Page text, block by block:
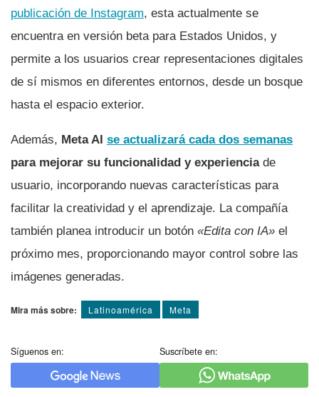
publicación de Instagram, esta actualmente se
encuentra en versión beta para Estados Unidos, y
permite a los usuarios crear representaciones digitales
de sí mismos en diferentes entornos, desde un bosque
hasta el espacio exterior.
Además, Meta AI se actualizará cada dos semanas
para mejorar su funcionalidad y experienciade
usuario, incorporando nuevas características para
facilitar la creatividad y el aprendizaje. La compañía
también planea introducir un botón «Edita con IA» el
próximo mes, proporcionando mayor control sobre las
imágenes generadas.
Mira más sobre: Latinoamérica Meta
Síguenos en: Suscríbete en: